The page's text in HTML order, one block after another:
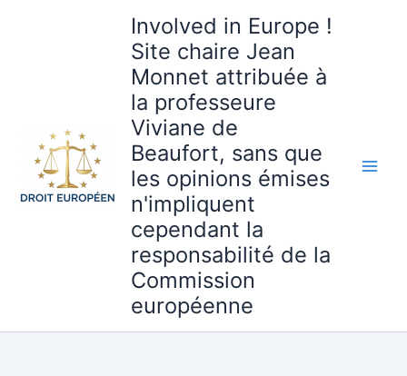
Involved in Europe !
Site chaire Jean
Monnet attribuée à
la professeure
Viviane de
Beaufort, sans que
les opinions émises
n'impliquent
cependant la
responsabilité de la
Commission
européenne